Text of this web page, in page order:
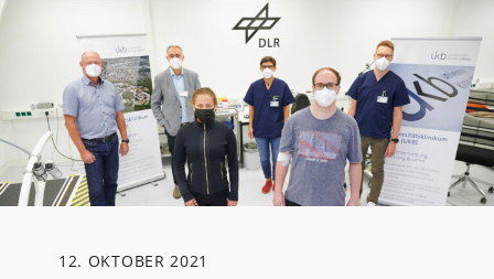
12. OKTOBER 2021